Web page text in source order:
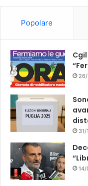
Popolare
14/